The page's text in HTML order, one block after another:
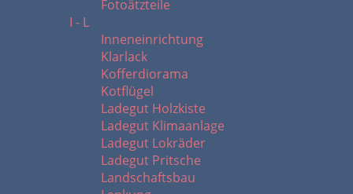
Fotoätzteile
I - L
Inneneinrichtung
Klarlack
Kofferdiorama
Kotflügel
Ladegut Holzkiste
Ladegut Klimaanlage
Ladegut Lokräder
Ladegut Pritsche
Landschaftsbau